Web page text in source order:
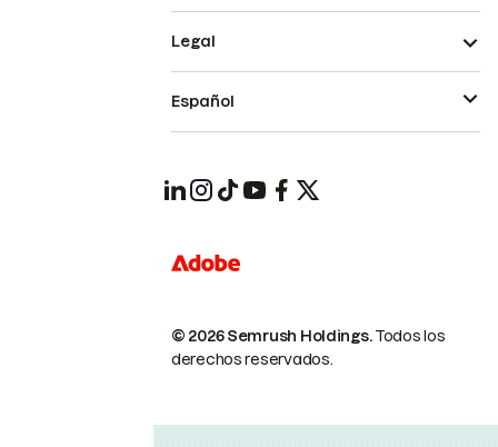
© 2026 Semrush Holdings.Todos los
derechos reservados.
Legal
Español